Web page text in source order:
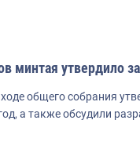
минтая утвердило
общего собрания
а также обсудили